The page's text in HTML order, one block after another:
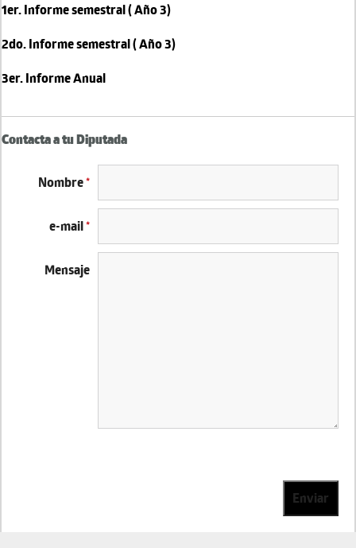
1er. Informe semestral ( Año 3)
2do. Informe semestral ( Año 3)
3er. Informe Anual
Contacta a tu Diputada
Nombre*
e-mail*
Mensaje
Enviar